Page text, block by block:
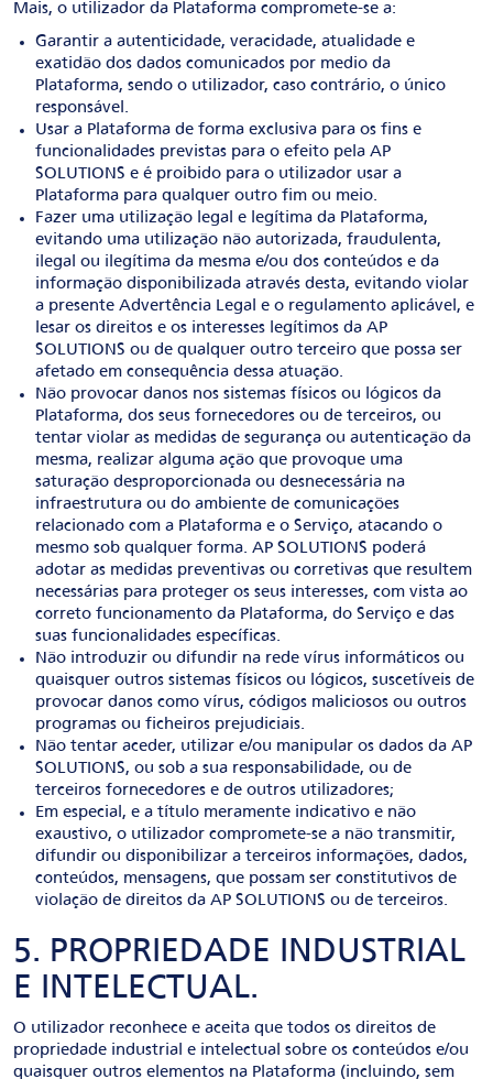
Mais, o utilizador da Plataforma compromete-se a:
Garantir a autenticidade, veracidade, atualidade e
exatidão dos dados comunicados por medio da
Plataforma, sendo o utilizador, caso contrário, o único
responsável.
Usar a Plataforma de forma exclusiva para os fins e
funcionalidades previstas para o efeito pela AP
SOLUTIONS e é proibido para o utilizador usar a
Plataforma para qualquer outro fim ou meio.
Fazer uma utilização legal e legítima da Plataforma,
evitando uma utilização não autorizada, fraudulenta,
ilegal ou ilegítima da mesma e/ou dos conteúdos e da
informação disponibilizada através desta, evitando violar
a presente Advertência Legal e o regulamento aplicável, e
lesar os direitos e os interesses legítimos da AP
SOLUTIONS ou de qualquer outro terceiro que possa ser
afetado em consequência dessa atuação.
Não provocar danos nos sistemas físicos ou lógicos da
Plataforma, dos seus fornecedores ou de terceiros, ou
tentar violar as medidas de segurança ou autenticação da
mesma, realizar alguma ação que provoque uma
saturação desproporcionada ou desnecessária na
infraestrutura ou do ambiente de comunicações
relacionado com a Plataforma e o Serviço, atacando o
mesmo sob qualquer forma. AP SOLUTIONS poderá
adotar as medidas preventivas ou corretivas que resultem
necessárias para proteger os seus interesses, com vista ao
correto funcionamento da Plataforma, do Serviço e das
suas funcionalidades específicas.
Não introduzir ou difundir na rede vírus informáticos ou
quaisquer outros sistemas físicos ou lógicos, suscetíveis de
provocar danos como vírus, códigos maliciosos ou outros
programas ou ficheiros prejudiciais.
Não tentar aceder, utilizar e/ou manipular os dados da AP
SOLUTIONS, ou sob a sua responsabilidade, ou de
terceiros fornecedores e de outros utilizadores;
Em especial, e a título meramente indicativo e não
exaustivo, o utilizador compromete-se a não transmitir,
difundir ou disponibilizar a terceiros informações, dados,
conteúdos, mensagens, que possam ser constitutivos de
violação de direitos da AP SOLUTIONS ou de terceiros.
5. PROPRIEDADE INDUSTRIAL
E INTELECTUAL.
O utilizador reconhece e aceita que todos os direitos de
propriedade industrial e intelectual sobre os conteúdos e/ou
quaisquer outros elementos na Plataforma (incluindo, sem